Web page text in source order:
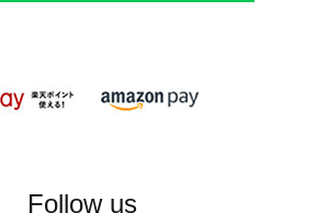
Follow us